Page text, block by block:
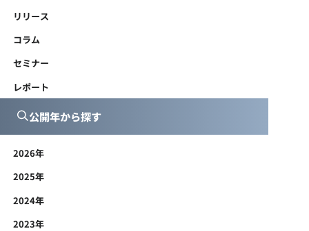
リリース
コラム
セミナー
レポート
公開年から探す
2026年
2025年
2024年
2023年